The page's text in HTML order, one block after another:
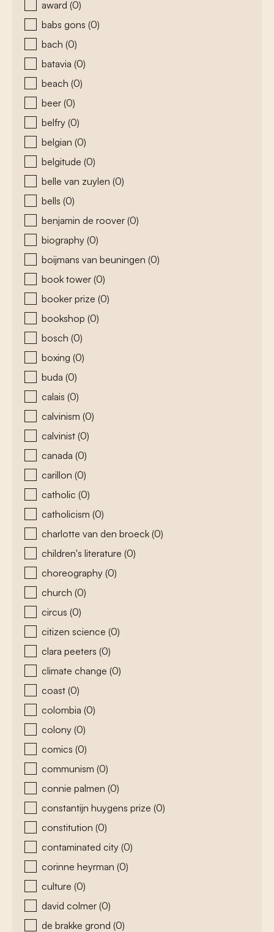
award (0)
babs gons (0)
bach (0)
batavia (0)
beach (0)
beer (0)
belfry (0)
belgian (0)
belgitude (0)
belle van zuylen (0)
bells (0)
benjamin de roover (0)
biography (0)
boijmans van beuningen (0)
book tower (0)
booker prize (0)
bookshop (0)
bosch (0)
boxing (0)
buda (0)
calais (0)
calvinism (0)
calvinist (0)
canada (0)
carillon (0)
catholic (0)
catholicism (0)
charlotte van den broeck (0)
children's literature (0)
choreography (0)
church (0)
circus (0)
citizen science (0)
clara peeters (0)
climate change (0)
coast (0)
colombia (0)
colony (0)
comics (0)
communism (0)
connie palmen (0)
constantijn huygens prize (0)
constitution (0)
contaminated city (0)
corinne heyrman (0)
culture (0)
david colmer (0)
de brakke grond (0)